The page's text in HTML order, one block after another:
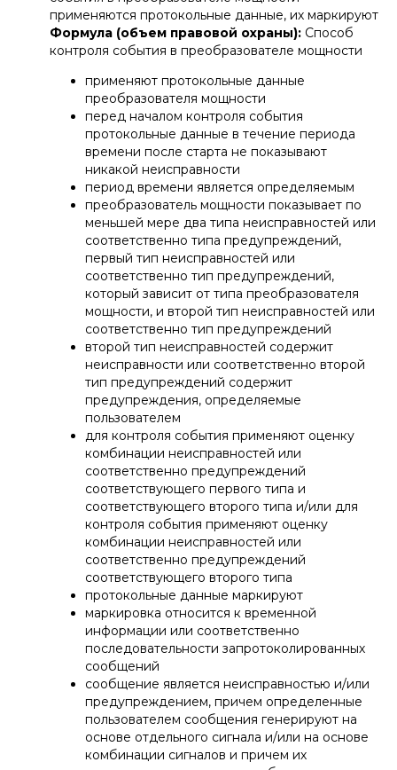
применяются протокольные данные, их маркируют
Формула (объем правовой охраны): Способ
контроля события в преобразователе мощности
применяют протокольные данные
преобразователя мощности
перед началом контроля события
протокольные данные в течение периода
времени после старта не показывают
никакой неисправности
период времени является определяемым
преобразователь мощности показывает по
меньшей мере два типа неисправностей или
соответственно типа предупреждений,
первый тип неисправностей или
соответственно тип предупреждений,
который зависит от типа преобразователя
мощности, и второй тип неисправностей или
соответственно тип предупреждений
второй тип неисправностей содержит
неисправности или соответственно второй
тип предупреждений содержит
предупреждения, определяемые
пользователем
для контроля события применяют оценку
комбинации неисправностей или
соответственно предупреждений
соответствующего первого типа и
соответствующего второго типа и/или для
контроля события применяют оценку
комбинации неисправностей или
соответственно предупреждений
соответствующего второго типа
протокольные данные маркируют
маркировка относится к временной
информации или соответственно
последовательности запротоколированных
сообщений
сообщение является неисправностью и/или
предупреждением, причем определенные
пользователем сообщения генерируют на
основе отдельного сигнала и/или на основе
комбинации сигналов и причем их
АФОНИН АЛЕКСАНДР
+7
Патентный поверенный, адвокат,
аттестованный по специализации
"изобретения и полезные модели"
Отмечен в 2025 г.ИД Коммерсантъв
числе лучших юристов по защите
интеллектуальной собственности
Руководитель практики защиты
интеллектуальной собственности
Нажимая кнопку «Отправить», вы даете согласие на
обработку персональных данных в соответствии с
политикойобработки персональных данных